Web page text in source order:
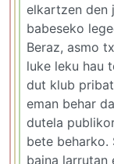
elkartzen den
babeseko
Beraz, asmo
luke leku hau
dut klub
eman behar
dutela
bete beharko.
baina larrutan